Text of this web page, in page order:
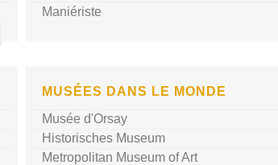
Maniériste
MUSÉES DANS LE MONDE
Musée d'Orsay
Historisches Museum
Metropolitan Museum of Art